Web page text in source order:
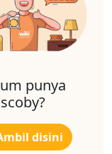
punya
scoby?
disini